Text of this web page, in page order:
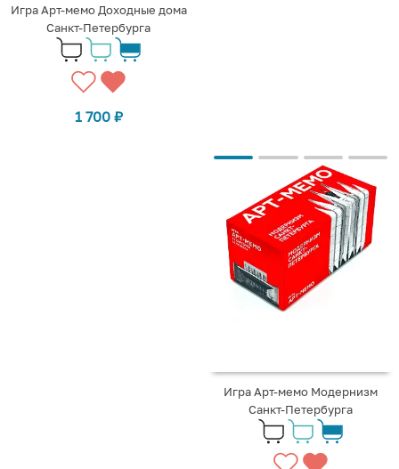
Игра Арт-мемо Доходные дома
Санкт-Петербурга
1 700 ₽
Игра Арт-мемо Модернизм
Санкт-Петербурга